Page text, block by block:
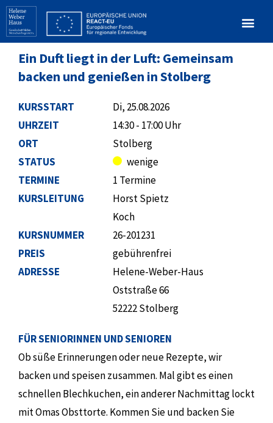
Ein Duft liegt in der Luft: Gemeinsam
backen und genießen in Stolberg
KURSSTART
UHRZEIT
ORT
STATUS
TERMINE
Di, 25.08.2026
14:30 - 17:00 Uhr
Stolberg
wenige
1 Termine
KURSLEITUNG
KURSNUMMER
PREIS
ADRESSE
Horst Spietz
Koch
26-201231
gebührenfrei
Helene-Weber-Haus
Oststraße 66
52222 Stolberg
FÜR SENIORINNEN UND SENIOREN
Ob süße Erinnerungen oder neue Rezepte, wir
backen und speisen zusammen. Mal gibt es einen
schnellen Blechkuchen, ein anderer Nachmittag lockt
mit Omas Obsttorte. Kommen Sie und backen Sie